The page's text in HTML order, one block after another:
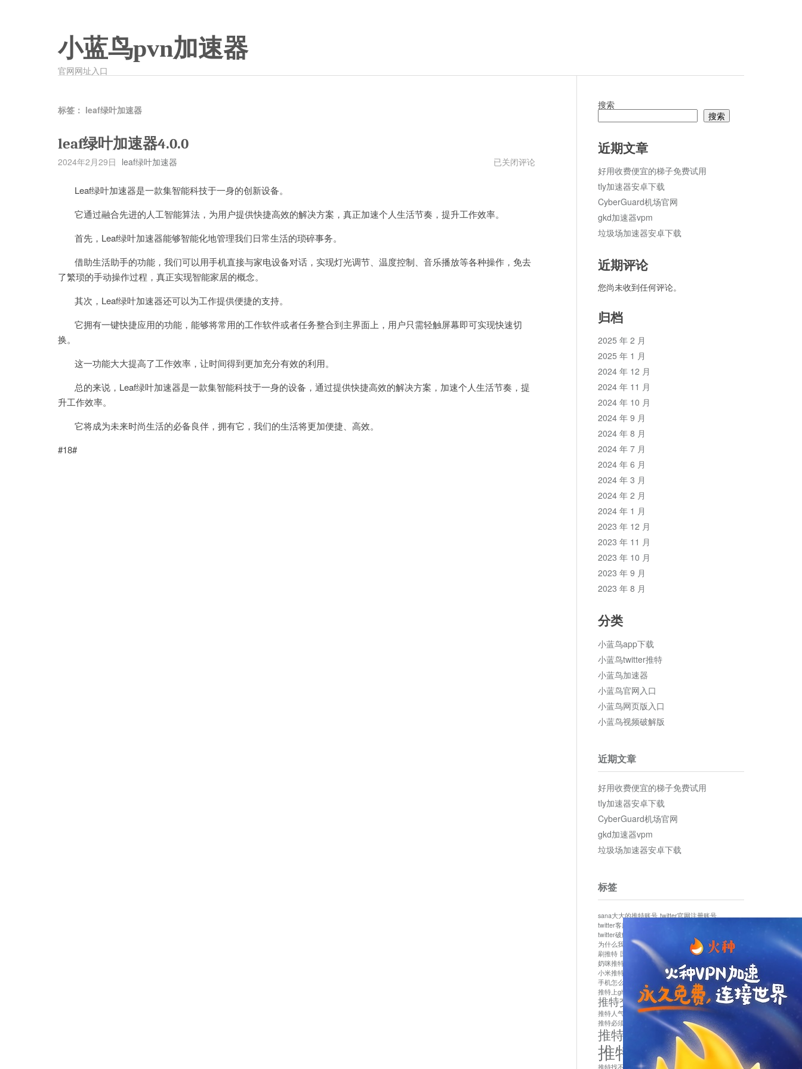
小蓝鸟pvn加速器
官网网址入口
标签： leaf绿叶加速器
leaf绿叶加速器4.0.0
2024年2月29日 leaf绿叶加速器
leaf
绿
器
4.0.0
已关闭评论
Leaf绿叶加速器是一款集智能科技于一身的创新设备。
它通过融合先进的人工智能算法，为用户提供快捷高效的解决方案，真正加速个人生活节奏，提升工作效率。
首先，Leaf绿叶加速器能够智能化地管理我们日常生活的琐碎事务。
借助生活助手的功能，我们可以用手机直接与家电设备对话，实现灯光调节、温度控制、音乐播放等各种操作，免去
了繁琐的手动操作过程，真正实现智能家居的概念。
其次，Leaf绿叶加速器还可以为工作提供便捷的支持。
它拥有一键快捷应用的功能，能够将常用的工作软件或者任务整合到主界面上，用户只需轻触屏幕即可实现快速切
换。
这一功能大大提高了工作效率，让时间得到更加充分有效的利用。
总的来说，Leaf绿叶加速器是一款集智能科技于一身的设备，通过提供快捷高效的解决方案，加速个人生活节奏，提
升工作效率。
它将成为未来时尚生活的必备良伴，拥有它，我们的生活将更加便捷、高效。
#18#
搜索
搜索
近期文章
好用收费便宜的梯子免费试用
tly加速器安卓下载
CyberGuard机场官网
gkd加速器vpm
垃圾场加速器安卓下载
近期评论
您尚未收到任何评论。
归档
2025 年 2 月
2025 年 1 月
2024 年 12 月
2024 年 11 月
2024 年 10 月
2024 年 9 月
2024 年 8 月
2024 年 7 月
2024 年 6 月
2024 年 3 月
2024 年 2 月
2024 年 1 月
2023 年 12 月
2023 年 11 月
2023 年 10 月
2023 年 9 月
2023 年 8 月
分类
小蓝鸟app下载
小蓝鸟twitter推特
小蓝鸟加速器
小蓝鸟官网入口
小蓝鸟网页版入口
小蓝鸟视频破解版
近期文章
好用收费便宜的梯子免费试用
tly加速器安卓下载
CyberGuard机场官网
gkd加速器vpm
垃圾场加速器安卓下载
标签
sana大大的推特账号 twitter官网注册账号
twitter客服
twitter破解版下载
为什么我推特无法保存设置
作者sana推特是什么
刷推特 国内为什么不能用twitter 国内能用twitter吗
奶咪推特
如何找回推特密码
小米推特闪退是怎么回事 怎么看推特上的视频
手机怎么注册推特账号
推特devil
推特上ghs的女博主
推特交友软件app下载
推特人气萌货小蔡头喵喵喵 推特实名制
推特必须用外网吗
推特怎么取消关联手机号
推特怎么看敏感内容苹果
推特找不到账号 推特注册必须要手机号